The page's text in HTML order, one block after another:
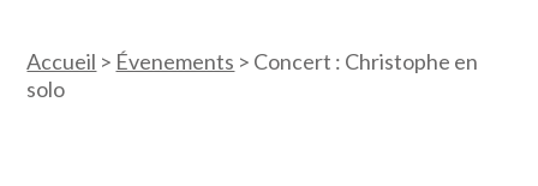
Accueil > Évenements > Concert : Christophe en
solo